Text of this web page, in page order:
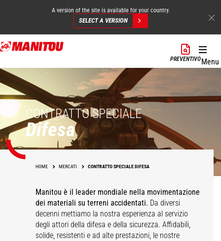
Salta
al
principale
A version of the site is available for your country.
SELECT A VERSION
PREVENTIVOMenu
CONTRATTO SPECIALE
Difesa
HOME MERCATI CONTRATTO SPECIALE DIFESA
Manitou è il leader mondiale nella movimentazione
dei materiali su terreni accidentati. Da diversi
decenni mettiamo la nostra esperienza al servizio
degli attori della difesa e della sicurezza. Affidabili,
solide, resistenti e ad alte prestazioni, le nostre
Costruzione e